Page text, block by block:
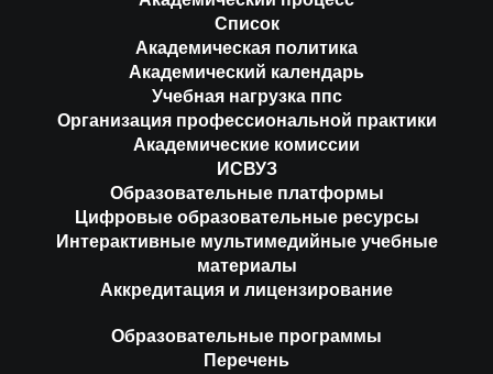
Список
Академическая политика
Академический календарь
Учебная нагрузка ппс
Организация профессиональной практики
Академические комиссии
ИСВУЗ
Образовательные платформы
Цифровые образовательные ресурсы
Интерактивные мультимедийные учебные
материалы
Аккредитация и лицензирование
Образовательные программы
Перечень